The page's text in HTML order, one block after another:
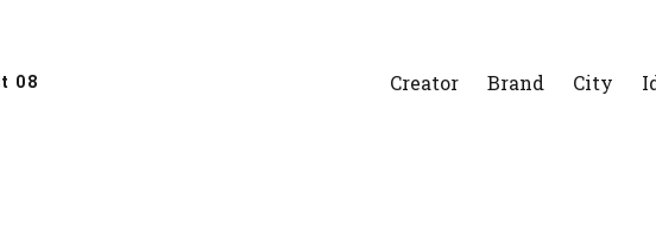
08
Creator Brand City